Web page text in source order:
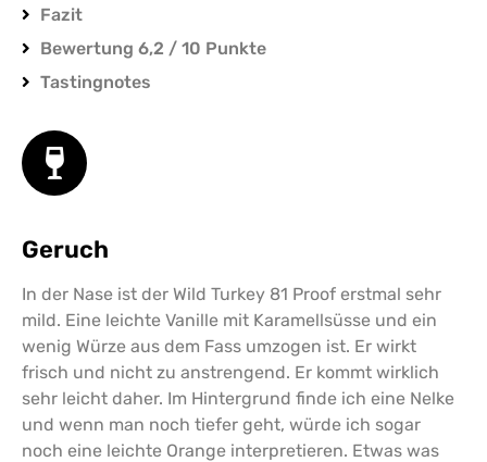
Fazit
Bewertung 6,2 / 10 Punkte
Tastingnotes
Geruch
In der Nase ist der Wild Turkey 81 Proof erstmal sehr
mild. Eine leichte Vanille mit Karamellsüsse und ein
wenig Würze aus dem Fass umzogen ist. Er wirkt
frisch und nicht zu anstrengend. Er kommt wirklich
sehr leicht daher. Im Hintergrund finde ich eine Nelke
und wenn man noch tiefer geht, würde ich sogar
noch eine leichte Orange interpretieren. Etwas was